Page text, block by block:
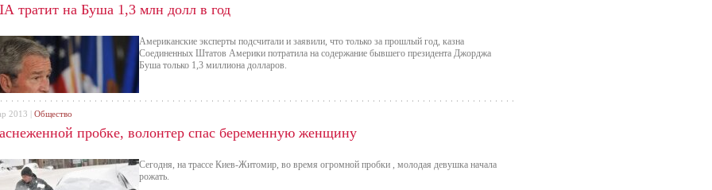
тратит на Буша 1,3 млн долл в год
Американские эксперты подсчитали и заявили, что только за прошлый год, казна
Соединенных Штатов Америки потратила на содержание бывшего президента Джорджа
Буша только 1,3 миллиона долларов.
пробке, волонтер спас беременную женщину
Сегодня, на трассе Киев-Житомир, во время огромной пробки , молодая девушка начала
рожать.
2013 | Общество